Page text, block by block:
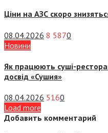
Ціни на АЗС скоро
08.04.2026 8 5870
Новини
Як працюють суші-
досвід «Сушия»
08.04.2026 5160
Load more
Добавить комментарий